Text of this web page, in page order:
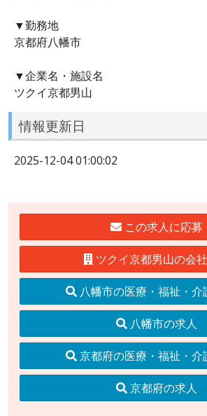
▼勤務地
京都府八幡市
▼企業名・施設名
ツクイ京都男山
情報更新日
2025-12-04 01:00:02
この求人に応募
ツクイ京都男山の会
八幡市の医療・福祉・介
八幡市の求人
京都府の医療・福祉・介
京都府の求人